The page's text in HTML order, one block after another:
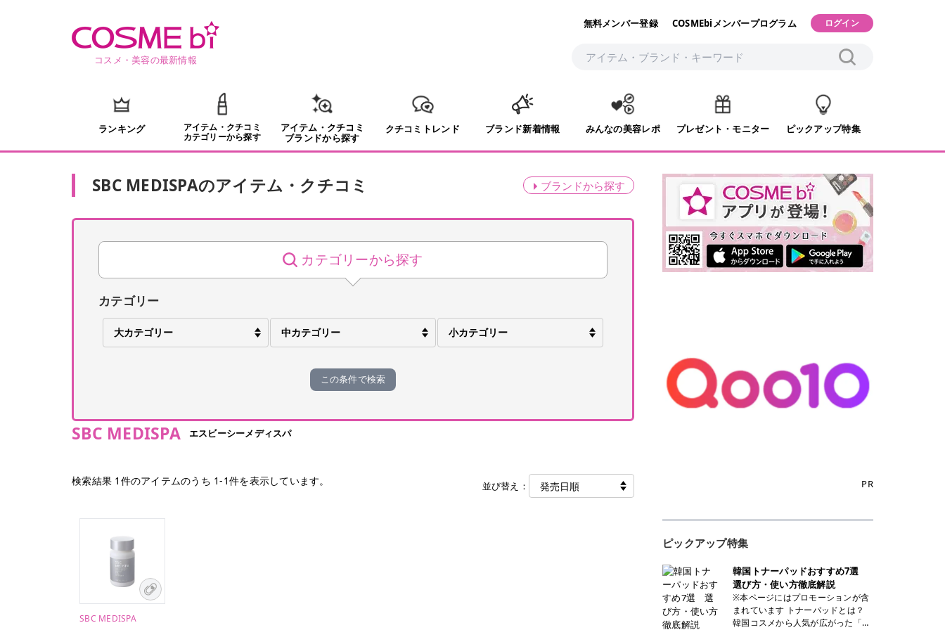
コスメ・美容の最新情報
無料メンバー登録 COSMEbiメンバープログラム ログイン
ランキング
アイテム・クチコミ
カテゴリーから探す
アイテム・クチコミ
ブランドから探す
クチコミトレンド ブランド新着情報 みんなの美容レポ プレゼント・モニター ピックアップ特集
SBC MEDISPAのアイテム・クチコミ ブランドから探す
カテゴリーから探す
カテゴリー
この条件で検索
SBC MEDISPA エスビーシーメディスパ
検索結果 1 件のアイテムのうち 1-1件を表示しています。 並び替え：
SBC MEDISPA
PR
ピックアップ特集
韓国トナーパッドおすすめ7選
選び方・使い方徹底解説
※本ページにはプロモーションが含
まれています トナーパッドとは？
韓国コスメから人気が広がった「ト